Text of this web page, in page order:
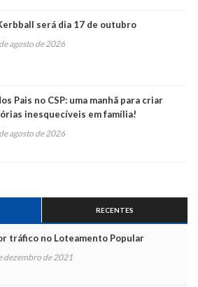
será dia 17 de outubro
agosto de 2026
Pais no CSP: uma manhã para criar
inesquecíveis em família!
agosto de 2026
RECENTES
tráfico no Loteamento Popular
dezembro de 2021